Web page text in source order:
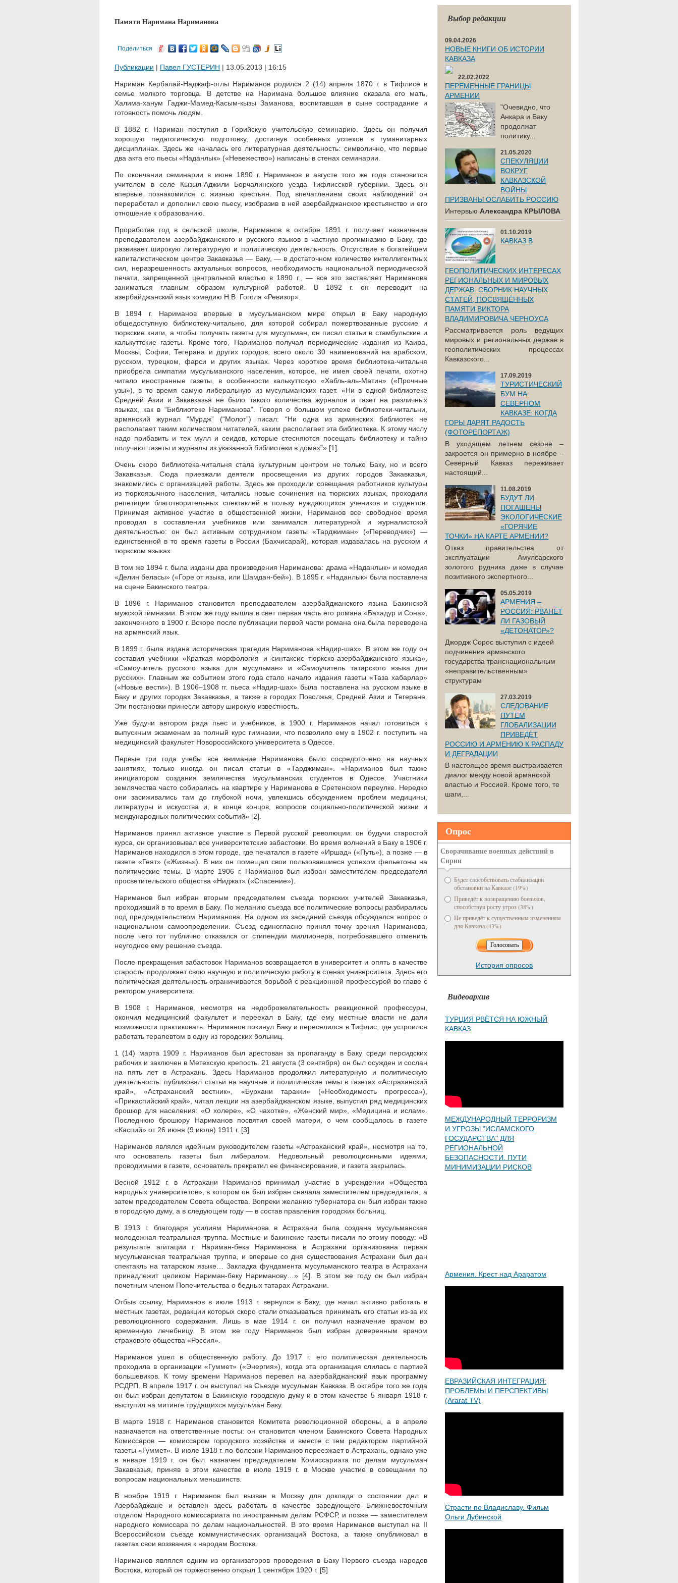
Памяти Наримана Нариманова
Поделиться
Публикации | Павел ГУСТЕРИН | 13.05.2013 | 16:15
Нариман Кербалай-Наджаф-оглы Нариманов родился 2 (14) апреля 1870 г. в Тифлисе в
семье мелкого торговца. В детстве на Наримана большое влияние оказала его мать,
Халима-ханум Гаджи-Мамед-Касым-кызы Заманова, воспитавшая в сыне сострадание и
готовность помочь людям.
В 1882 г. Нариман поступил в Горийскую учительскую семинарию. Здесь он получил
хорошую педагогическую подготовку, достигнув особенных успехов в гуманитарных
дисциплинах. Здесь же началась его литературная деятельность: символично, что первые
два акта его пьесы «Наданлык» («Невежество») написаны в стенах семинарии.
По окончании семинарии в июне 1890 г. Нариманов в августе того же года становится
учителем в селе Кызыл-Аджили Борчалинского уезда Тифлисской губернии. Здесь он
впервые познакомился с жизнью крестьян. Под впечатлением своих наблюдений он
переработал и дополнил свою пьесу, изобразив в ней азербайджанское крестьянство и его
отношение к образованию.
Проработав год в сельской школе, Нариманов в октябре 1891 г. получает назначение
преподавателем азербайджанского и русского языков в частную прогимназию в Баку, где
развивает широкую литературную и политическую деятельность. Отсутствие в богатейшем
капиталистическом центре Закавказья — Баку, — в достаточном количестве интеллигентных
сил, неразрешенность актуальных вопросов, необходимость национальной периодической
печати, запрещенной центральной властью в 1890 г., — все это заставляет Нариманова
заниматься главным образом культурной работой. В 1892 г. он переводит на
азербайджанский язык комедию Н.В. Гоголя «Ревизор».
В 1894 г. Нариманов впервые в мусульманском мире открыл в Баку народную
общедоступную библиотеку-читальню, для которой собирал пожертвованные русские и
тюркские книги, а чтобы получать газеты для мусульман, он писал статьи в стамбульские и
калькуттские газеты. Кроме того, Нариманов получал периодические издания из Каира,
Москвы, Софии, Тегерана и других городов, всего около 30 наименований на арабском,
русском, турецком, фарси и других языках. Через короткое время библиотека-читальня
приобрела симпатии мусульманского населения, которое, не имея своей печати, охотно
читало иностранные газеты, в особенности калькуттскую «Хабль-аль-Матин» («Прочные
узы»), в то время самую либеральную из мусульманских газет. «Ни в одной библиотеке
Средней Азии и Закавказья не было такого количества журналов и газет на различных
языках, как в “Библиотеке Нариманова”. Говоря о большом успехе библиотеки-читальни,
армянский журнал “Мурдж” (“Молот”) писал: “Ни одна из армянских библиотек не
располагает таким количеством читателей, каким располагает эта библиотека. К этому числу
надо прибавить и тех мулл и сеидов, которые стесняются посещать библиотеку и тайно
получают газеты и журналы из указанной библиотеки в домах”» [1].
Очень скоро библиотека-читальня стала культурным центром не только Баку, но и всего
Закавказья. Сюда приезжали деятели просвещения из других городов Закавказья,
знакомились с организацией работы. Здесь же проходили совещания работников культуры
из тюркоязычного населения, читались новые сочинения на тюркских языках, проходили
репетиции благотворительных спектаклей в пользу нуждающихся учеников и студентов.
Принимая активное участие в общественной жизни, Нариманов все свободное время
проводил в составлении учебников или занимался литературной и журналистской
деятельностью: он был активным сотрудником газеты «Тарджиман» («Переводчик») —
единственной в то время газеты в России (Бахчисарай), которая издавалась на русском и
тюркском языках.
В том же 1894 г. была изданы два произведения Нариманова: драма «Наданлык» и комедия
«Делин беласы» («Горе от языка, или Шамдан-бей»). В 1895 г. «Наданлык» была поставлена
на сцене Бакинского театра.
В 1896 г. Нариманов становится преподавателем азербайджанского языка Бакинской
мужской гимназии. В этом же году вышла в свет первая часть его романа «Бахадур и Сона»,
законченного в 1900 г. Вскоре после публикации первой части романа она была переведена
на армянский язык.
В 1899 г. была издана историческая трагедия Нариманова «Надир-шах». В этом же году он
составил учебники «Краткая морфология и синтаксис тюркско-азербайджанского языка»,
«Самоучитель русского языка для мусульман» и «Самоучитель татарского языка для
русских». Главным же событием этого года стало начало издания газеты «Таза хабарлар»
(«Новые вести»). В 1906–1908 гг. пьеса «Надир-шах» была поставлена на русском языке в
Баку и других городах Закавказья, а также в городах Поволжья, Средней Азии и Тегеране.
Эти постановки принесли автору широкую известность.
Уже будучи автором ряда пьес и учебников, в 1900 г. Нариманов начал готовиться к
выпускным экзаменам за полный курс гимназии, что позволило ему в 1902 г. поступить на
медицинский факультет Новороссийского университета в Одессе.
Первые три года учебы все внимание Нариманова было сосредоточено на научных
занятиях, только иногда он писал статьи в «Тарджиман». «Нариманов был также
инициатором создания землячества мусульманских студентов в Одессе. Участники
землячества часто собирались на квартире у Нариманова в Сретенском переулке. Нередко
они засиживались там до глубокой ночи, увлекшись обсуждением проблем медицины,
литературы и искусства и, в конце концов, вопросов социально-политической жизни и
международных политических событий» [2].
Нариманов принял активное участие в Первой русской революции: он будучи старостой
курса, он организовывал все университетские забастовки. Во время волнений в Баку в 1906 г.
Нариманов находился в этом городе, где печатался в газете «Иршад» («Путь»), а позже — в
газете «Геят» («Жизнь»). В них он помещал свои пользовавшиеся успехом фельетоны на
политические темы. В марте 1906 г. Нариманов был избран заместителем председателя
просветительского общества «Ниджат» («Спасение»).
Нариманов был избран вторым председателем съезда тюркских учителей Закавказья,
проходивший в то время в Баку. По желанию съезда все политические вопросы разбирались
под председательством Нариманова. На одном из заседаний съезда обсуждался вопрос о
национальном самоопределении. Съезд единогласно принял точку зрения Нариманова,
после чего тот публично отказался от стипендии миллионера, потребовавшего отменить
неугодное ему решение съезда.
После прекращения забастовок Нариманов возвращается в университет и опять в качестве
старосты продолжает свою научную и политическую работу в стенах университета. Здесь его
политическая деятельность ограничивается борьбой с реакционной профессурой во главе с
ректором университета.
В 1908 г. Нариманов, несмотря на недоброжелательность реакционной профессуры,
окончил медицинский факультет и переехал в Баку, где ему местные власти не дали
возможности практиковать. Нариманов покинул Баку и переселился в Тифлис, где устроился
работать терапевтом в одну из городских больниц.
1 (14) марта 1909 г. Нариманов был арестован за пропаганду в Баку среди персидских
рабочих и заключен в Метехскую крепость. 21 августа (3 сентября) он был осужден и сослан
на пять лет в Астрахань. Здесь Нариманов продолжил литературную и политическую
деятельность: публиковал статьи на научные и политические темы в газетах «Астраханский
край», «Астраханский вестник», «Бурхани таракки» («Необходимость прогресса»),
«Прикаспийский край», читал лекции на азербайджанском языке, выпустил ряд медицинских
брошюр для населения: «О холере», «О чахотке», «Женский мир», «Медицина и ислам».
Последнюю брошюру Нариманов посвятил своей матери, о чем сообщалось в газете
«Каспий» от 26 июня (9 июля) 1911 г. [3]
Нариманов являлся идейным руководителем газеты «Астраханский край», несмотря на то,
что основатель газеты был либералом. Недовольный революционными идеями,
проводимыми в газете, основатель прекратил ее финансирование, и газета закрылась.
Весной 1912 г. в Астрахани Нариманов принимал участие в учреждении «Общества
народных университетов», в котором он был избран сначала заместителем председателя, а
затем председателем Совета общества. Вопреки желанию губернатора он был избран также
в городскую думу, а в следующем году — в состав правления городских больниц.
В 1913 г. благодаря усилиям Нариманова в Астрахани была создана мусульманская
молодежная театральная труппа. Местные и бакинские газеты писали по этому поводу: «В
результате агитации г. Нариман-бека Нариманова в Астрахани организована первая
мусульманская театральная труппа, и впервые со дня существования Астрахани был дан
спектакль на татарском языке… Закладка фундамента мусульманского театра в Астрахани
принадлежит целиком Нариман-беку Нариманову…» [4]. В этом же году он был избран
почетным членом Попечительства о бедных татарах Астрахани.
Отбыв ссылку, Нариманов в июле 1913 г. вернулся в Баку, где начал активно работать в
местных газетах, редакции которых скоро стали отказываться принимать его статьи из-за их
революционного содержания. Лишь в мае 1914 г. он получил назначение врачом во
временную лечебницу. В этом же году Нариманов был избран доверенным врачом
страхового общества «Россия».
Нариманов ушел в общественную работу. До 1917 г. его политическая деятельность
проходила в организации «Гуммет» («Энергия»), когда эта организация слилась с партией
большевиков. К тому времени Нариманов перевел на азербайджанский язык программу
РСДРП. В апреле 1917 г. он выступал на Съезде мусульман Кавказа. В октябре того же года
он был избран депутатом в Бакинскую городскую думу и в этом качестве 5 января 1918 г.
выступил на митинге трудящихся мусульман Баку.
В марте 1918 г. Нариманов становится Комитета революционной обороны, а в апреле
назначается на ответственные посты: он становится членом Бакинского Совета Народных
Комиссаров — комиссаром городского хозяйства и вместе с тем редактором партийной
газеты «Гуммет». В июле 1918 г. по болезни Нариманов переезжает в Астрахань, однако уже
в январе 1919 г. он был назначен председателем Комиссариата по делам мусульман
Закавказья, приняв в этом качестве в июле 1919 г. в Москве участие в совещании по
вопросам национальных меньшинств.
В ноябре 1919 г. Нариманов был вызван в Москву для доклада о состоянии дел в
Азербайджане и оставлен здесь работать в качестве заведующего Ближневосточным
отделом Народного комиссариата по иностранным делам РСФСР, и позже — заместителем
народного комиссара по делам национальностей. В это время Нариманов выступал на II
Всероссийском съезде коммунистических организаций Востока, а также опубликовал в
газетах свои воззвания к народам Востока.
Нариманов являлся одним из организаторов проведения в Баку Первого съезда народов
Востока, который он торжественно открыл 1 сентября 1920 г. [5]
Выбор редакции
09.04.2026
НОВЫЕ КНИГИ ОБ ИСТОРИИ
КАВКАЗА
22.02.2022
ПЕРЕМЕННЫЕ ГРАНИЦЫ
АРМЕНИИ
"Очевидно, что
Анкара и Баку
продолжат
политику...
21.05.2020
СПЕКУЛЯЦИИ
ВОКРУГ
КАВКАЗСКОЙ
ВОЙНЫ
ПРИЗВАНЫ ОСЛАБИТЬ РОССИЮ
Интервью Александра КРЫЛОВА
01.10.2019
КАВКАЗ В
ГЕОПОЛИТИЧЕСКИХ ИНТЕРЕСАХ
РЕГИОНАЛЬНЫХ И МИРОВЫХ
ДЕРЖАВ. СБОРНИК НАУЧНЫХ
СТАТЕЙ, ПОСВЯЩЁННЫХ
ПАМЯТИ ВИКТОРА
ВЛАДИМИРОВИЧА ЧЕРНОУСА
Рассматривается роль ведущих
мировых и региональных держав в
геополитических процессах
Кавказского...
17.09.2019
ТУРИСТИЧЕСКИЙ
БУМ НА
СЕВЕРНОМ
КАВКАЗЕ: КОГДА
ГОРЫ ДАРЯТ РАДОСТЬ
(ФОТОРЕПОРТАЖ)
В уходящем летнем сезоне –
закроется он примерно в ноябре –
Северный Кавказ переживает
настоящий...
11.08.2019
БУДУТ ЛИ
ПОГАШЕНЫ
ЭКОЛОГИЧЕСКИЕ
«ГОРЯЧИЕ
ТОЧКИ» НА КАРТЕ АРМЕНИИ?
Отказ правительства от
эксплуатации Амулсарского
золотого рудника даже в случае
позитивного экспертного...
05.05.2019
АРМЕНИЯ –
РОССИЯ: РВАНЁТ
ЛИ ГАЗОВЫЙ
«ДЕТОНАТОР»?
Джордж Сорос выступил с идеей
подчинения армянского
государства транснациональным
«неправительственным»
структурам
27.03.2019
СЛЕДОВАНИЕ
ПУТЕМ
ГЛОБАЛИЗАЦИИ
ПРИВЕДЁТ
РОССИЮ И АРМЕНИЮ К РАСПАДУ
И ДЕГРАДАЦИИ
В настоящее время выстраивается
диалог между новой армянской
властью и Россией. Кроме того, те
шаги,...
Опрос
Сворачивание военных действий в
Сирии
Будет способствовать стабилизации
обстановки на Кавказе (19%)
Приведёт к возвращению боевиков,
способствуя росту угроз (38%)
Не приведёт к существенным изменениям
для Кавказа (43%)
История опросов
Видеоархив
ТУРЦИЯ РВЁТСЯ НА ЮЖНЫЙ
КАВКАЗ
МЕЖДУНАРОДНЫЙ ТЕРРОРИЗМ
И УГРОЗЫ "ИСЛАМСКОГО
ГОСУДАРСТВА" ДЛЯ
РЕГИОНАЛЬНОЙ
БЕЗОПАСНОСТИ. ПУТИ
МИНИМИЗАЦИИ РИСКОВ
Армения. Крест над Араратом
ЕВРАЗИЙСКАЯ ИНТЕГРАЦИЯ:
ПРОБЛЕМЫ И ПЕРСПЕКТИВЫ
(Ararat TV)
Страсти по Владиславу. Фильм
Ольги Дубинской